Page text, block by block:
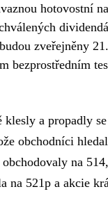
hotovostní
zveřejněny
bezprostředním
a propadly se
obchodníci
na
na 521p a akcie